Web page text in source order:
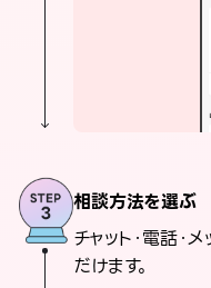
相談方法を選ぶ
チャット・電話・
だけます。